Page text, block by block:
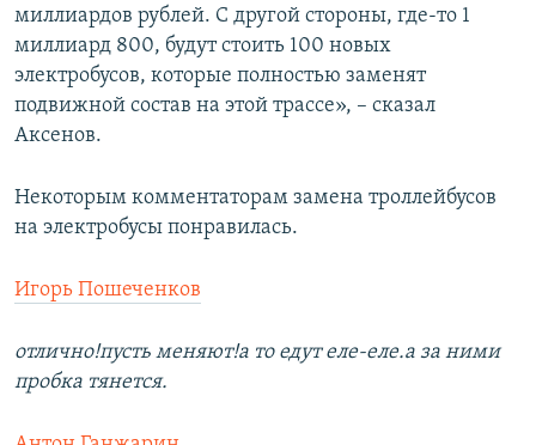
миллиардов рублей. С другой стороны, где-то 1
миллиард 800, будут стоить 100 новых
электробусов, которые полностью заменят
подвижной состав на этой трассе», – сказал
Аксенов.
Некоторым комментаторам замена троллейбусов
на электробусы понравилась.
Игорь Пошеченков
отлично!пусть меняют!а то едут еле-еле.а за ними
пробка тянется.